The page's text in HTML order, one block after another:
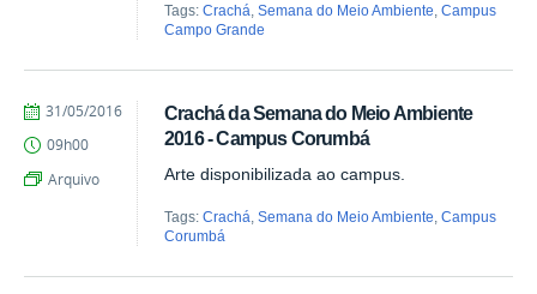
Tags:Crachá ,Semana do Meio Ambiente ,Campus
Campo Grande
Crachá da Semana do Meio Ambiente
2016 - Campus Corumbá
Arte disponibilizada ao campus.
Tags:Crachá ,Semana do Meio Ambiente ,Campus
Corumbá
by
Aragão
Published
31/05/2016
09h00
Arquivo